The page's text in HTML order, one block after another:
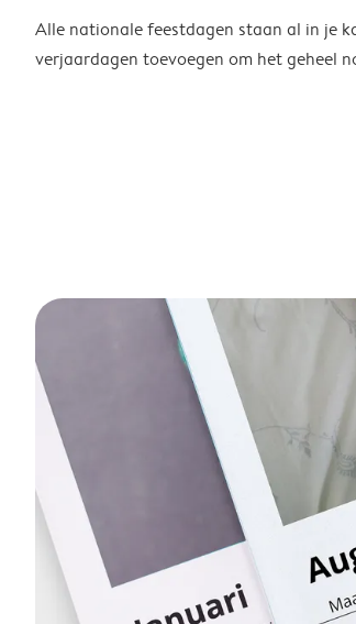
Alle nationale feestdagen staan al in je
verjaardagen toevoegen om het geheel